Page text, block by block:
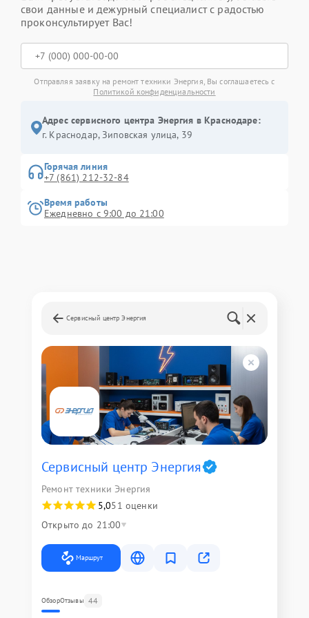
свои данные и дежурный специалист с радостью
проконсультирует Вас!
Отправляя заявку на ремонт техники Энергия, Вы соглашаетесь с
Политикой конфиденциальности
Адрес сервисного центра Энергия в Краснодаре:
г. Краснодар, Зиповская улица, 39
Горячая линия
+7 (861) 212-32-84
Время работы
Ежедневно с 9:00 до 21:00
Сервисный центр Энергия
Сервисный центр Энергия
Ремонт техники Энергия
5,051 оценки
Открыто до 21:00
Маршрут
ОбзорОтзывы 44